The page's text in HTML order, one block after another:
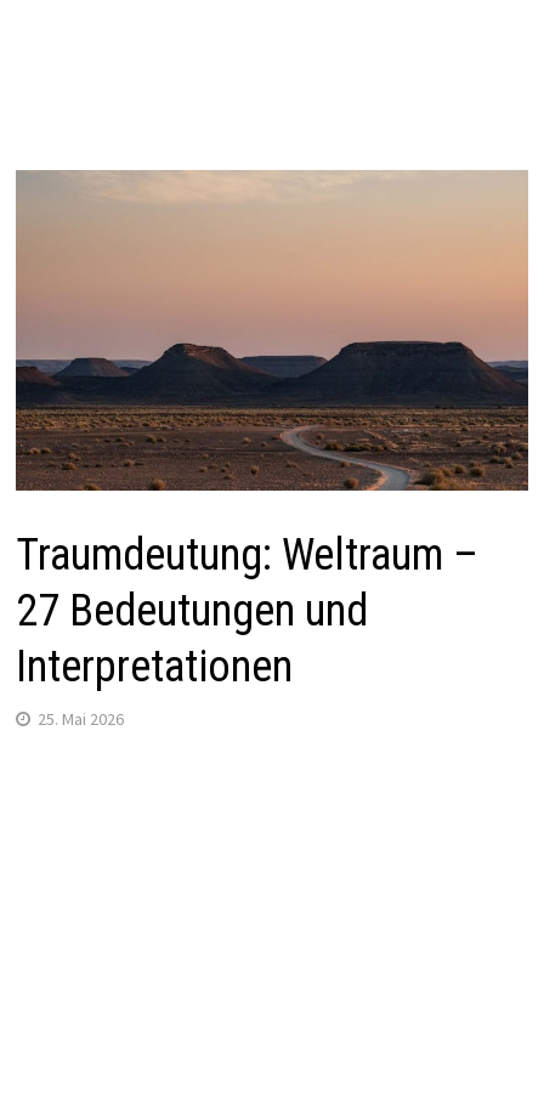
Traumdeutung: Weltraum –
27 Bedeutungen und
Interpretationen
25. Mai 2026